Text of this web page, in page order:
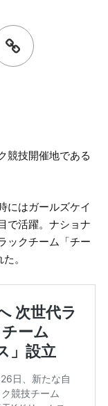
競技開催地である
にはガールズケイ
で活躍。ナショナ
ックチーム「チー
。